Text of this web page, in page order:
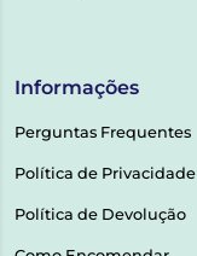
Informações
Perguntas Frequentes
Política de Privacidade
Política de Devolução